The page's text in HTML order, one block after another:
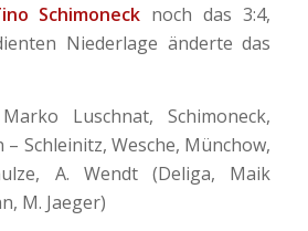
Schimoneck noch das 3:4,
Niederlage änderte das
Luschnat, Schimoneck,
– Schleinitz, Wesche, Münchow,
A. Wendt (Deliga, Maik
M. Jaeger)